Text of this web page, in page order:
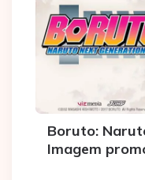
Boruto:
Imagem